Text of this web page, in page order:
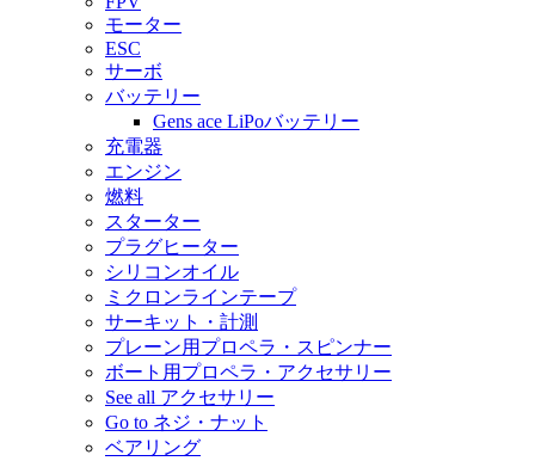
モーター
ESC
サーボ
バッテリー
Gens ace LiPoバッテリー
充電器
エンジン
燃料
スターター
プラグヒーター
シリコンオイル
ミクロンラインテープ
サーキット・計測
プレーン用プロペラ・スピンナー
ボート用プロペラ・アクセサリー
See all アクセサリー
Go to ネジ・ナット
ベアリング